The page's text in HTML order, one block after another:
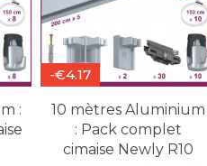
:
-€4.17
10 mètres Aluminium
: Pack complet
cimaise Newly R10